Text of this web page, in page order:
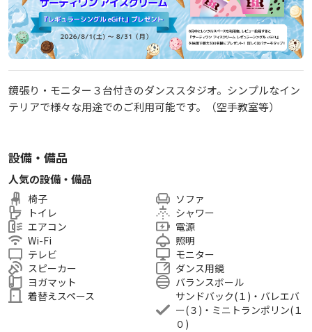
鏡張り・モニター３台付きのダンススタジオ。シンプルなイン
テリアで様々な用途でのご利用可能です。（空手教室等）
設備・備品
人気の設備・備品
椅子
トイレ
エアコン
Wi-Fi
テレビ
スピーカー
ヨガマット
着替えスペース
ソファ
シャワー
電源
照明
モニター
ダンス用鏡
バランスボール
サンドバック(１)・バレエバ
ー(３)・ミニトランポリン(１
０)